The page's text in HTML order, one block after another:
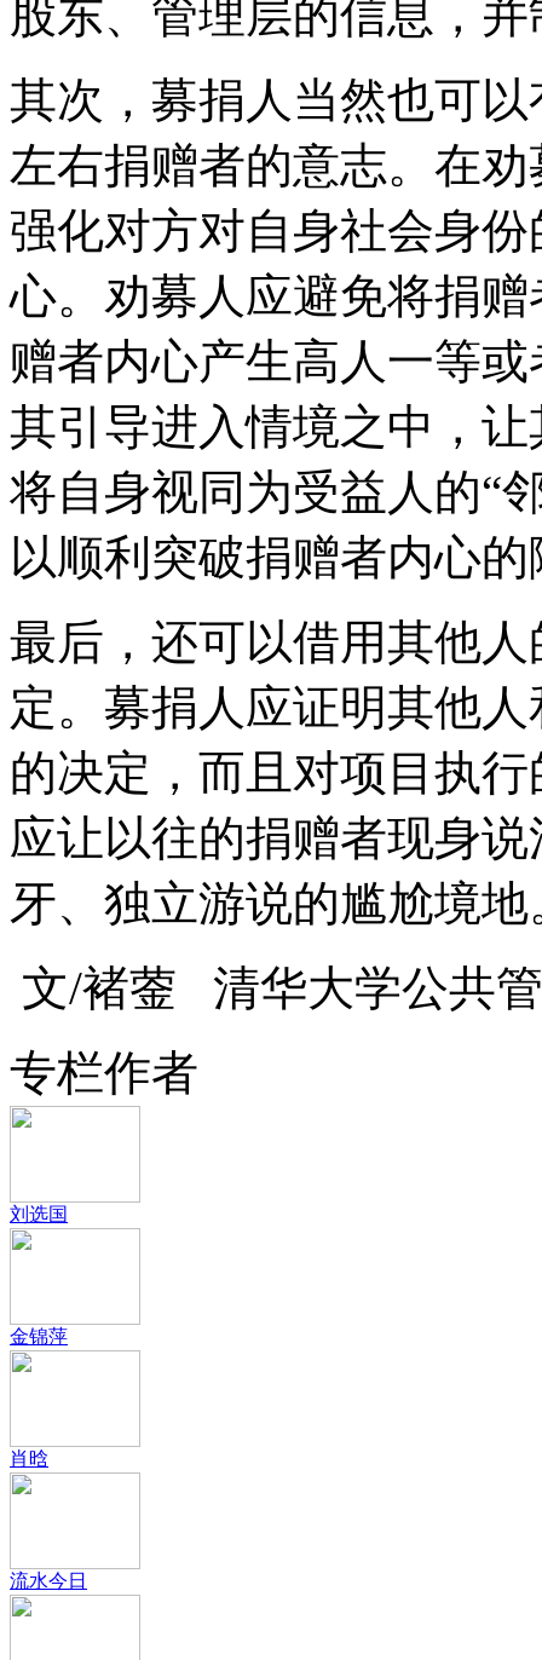
股东、管理层的信息，
其次，募捐人当然也可
左右捐赠者的意志。在
强化对方对自身社会身
心。劝募人应避免将捐
赠者内心产生高人一等
其引导进入情境之中，
将自身视同为受益人的“
以顺利突破捐赠者内心
最后，还可以借用其他
定。募捐人应证明其他
的决定，而且对项目执
应让以往的捐赠者现身
牙、独立游说的尴尬境地
文/褚蓥 清华大学公共
专栏作者
刘选国
金锦萍
肖晗
流水今日